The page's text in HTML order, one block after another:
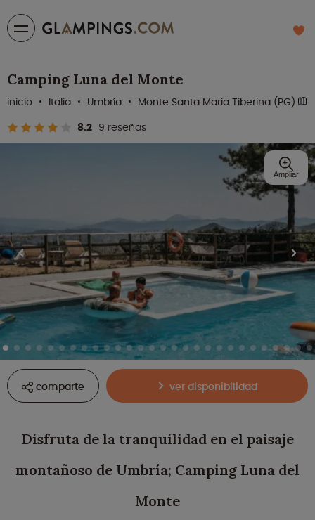
Camping Luna del Monte
8.2 9 reseñas
inicio Italia Umbría Monte Santa Maria Tiberina (PG)
comparte ver disponibilidad
Ampliar
Disfruta de la tranquilidad en el paisaje
montañoso de Umbría; Camping Luna del
Monte